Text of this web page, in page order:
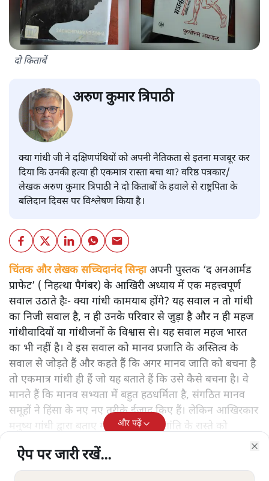
दो किताबें
अरुण कुमार त्रिपाठी
क्या गांधी जी ने दक्षिणपंथियों को अपनी नैतिकता से इतना मजबूर कर
दिया कि उनकी हत्या ही एकमात्र रास्ता बचा था? वरिष्ठ पत्रकार/
लेखक अरुण कुमार त्रिपाठी ने दो किताबों के हवाले से राष्ट्रपिता के
बलिदान दिवस पर विश्लेषण किया है।
चिंतक और लेखक सच्चिदानंद सिन्हाअपनी पुस्तक ‘द अनआर्मड
प्राफेट’ ( निहत्था पैगंबर) के आखिरी अध्याय में एक महत्त्वपूर्ण
सवाल उठाते हैः- क्या गांधी कामयाब होंगे? यह सवाल न तो गांधी
का निजी सवाल है, न ही उनके परिवार से जुड़ा है और न ही महज
गांधीवादियों या गांधीजनों के विश्वास से। यह सवाल महज भारत
का भी नहीं है। वे इस सवाल को मानव प्रजाति के अस्तित्व के
सवाल से जोड़ते हैं और कहते हैं कि अगर मानव जाति को बचना है
तो एकमात्र गांधी ही हैं जो यह बताते हैं कि उसे कैसे बचना है। वे
मानते हैं कि मानव सभ्यता में बहुत हठधर्मिता है, संगठित मानव
समूहों ने हिंसा के नए नए तरीके ईजाद किए हैं। लेकिन आखिरकार
मनुष्य गांधी द्वारा बताए गए अहिंसा और शांति के रास्ते को
अपनाएगा।
और पढ़ें
ऐप पर जारी रखें...
ऐप पर जारी रखें...
ऐप पर जारी रखें...
ऐप पर जारी रखें...
ऐप पर जारी रखें...
ऐप पर जारी रखें...
ऐप पर जारी रखें...